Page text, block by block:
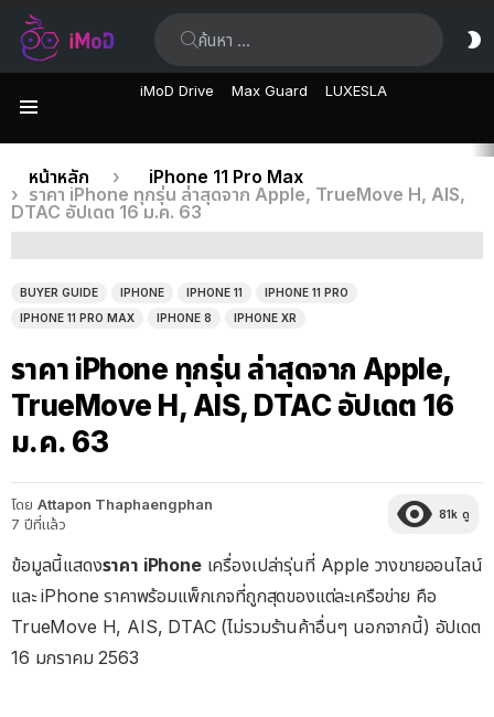
iMoD Drive Max Guard LUXESLA
เรื่อง
ล่าสุด
คุณอยู่ที่นี่:
หน้าหลัก
iPhone 11 Pro Max
ราคา iPhone ทุกรุ่น ล่าสุดจาก Apple, TrueMove H, AIS,
DTAC อัปเดต 16 ม.ค. 63
BUYER GUIDE IPHONE IPHONE 11
IPHONE 11 PRO
IPHONE 11 PRO MAX
IPHONE 8 IPHONE XR
ราคา iPhone ทุกรุ่น ล่าสุดจาก Apple,
TrueMove H, AIS, DTAC อัปเดต 16
ม.ค. 63
โดย Attapon Thaphaengphan
7 ปีที่แล้ว
81k ดู
ข้อมูลนี้แสดงราคา iPhoneเครื่องเปล่ารุ่นที่ Apple วางขายออนไลน์
และ iPhone ราคาพร้อมแพ็กเกจที่ถูกสุดของแต่ละเครือข่าย คือ
TrueMove H, AIS, DTAC (ไม่รวมร้านค้าอื่นๆ นอกจากนี้) อัปเดต
16 มกราคม 2563